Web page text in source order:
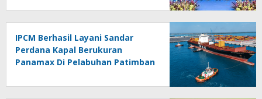
IPCM Berhasil Layani Sandar
Perdana Kapal Berukuran
Panamax Di Pelabuhan Patimban